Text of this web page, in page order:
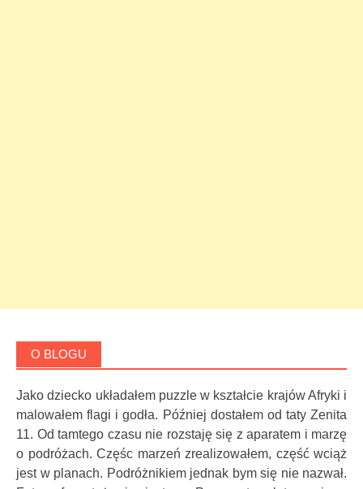
O BLOGU
Jako dziecko układałem puzzle w kształcie krajów Afryki i
malowałem flagi i godła. Później dostałem od taty Zenita
11. Od tamtego czasu nie rozstaję się z aparatem i marzę
o podróżach. Częśc marzeń zrealizowałem, część wciąż
jest w planach. Podróżnikiem jednak bym się nie nazwał.